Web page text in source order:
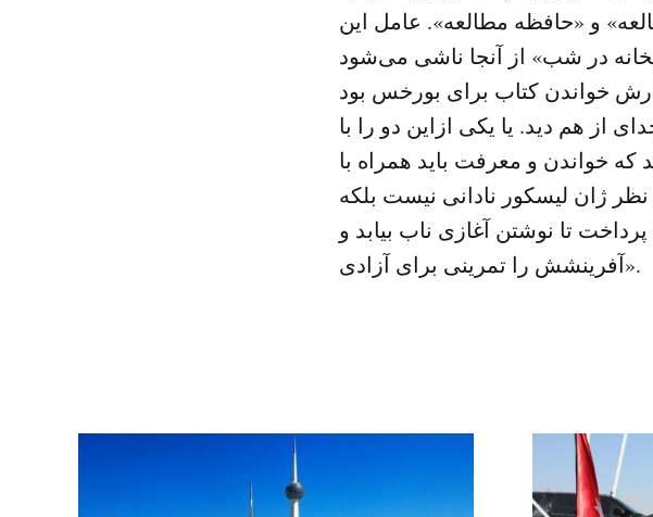
و «حافظه مطالعه». عامل این
در شب» از آنجا ناشی می‌شود
از هم دید. یا یکی ازاین دو را با
خواندن و معرفت باید همراه با
ژان لیسکور نادانی نیست بلکه
تا نوشتن آغازی ناب بیابد و
آفرینشش را تمرینی برای آزادی».